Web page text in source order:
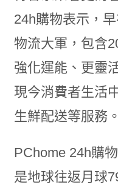
24h購物表示，
物流大軍，包含
強化運能、更靈
現今消費者生活
生鮮配送等服務。
PChome 24h購
是地球往返月球